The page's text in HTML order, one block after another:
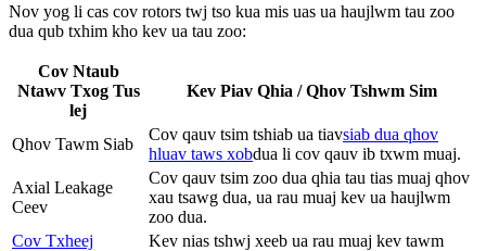
Nov yog li cas cov rotors twj tso kua mis uas ua haujlwm tau zoo
dua qub txhim kho kev ua tau zoo:
Cov Ntaub
Ntawv Txog Tus
lej
Kev Piav Qhia / Qhov Tshwm Sim
Qhov Tawm Siab
Cov qauv tsim tshiab ua tiavsiab dua qhov
hluav taws xobdua li cov qauv ib txwm muaj.
Axial Leakage
Ceev
Cov qauv tsim zoo dua qhia tau tias muaj qhov
xau tsawg dua, ua rau muaj kev ua haujlwm
zoo dua.
Cov Txheej
Kev nias tshwj xeeb ua rau muaj kev tawm